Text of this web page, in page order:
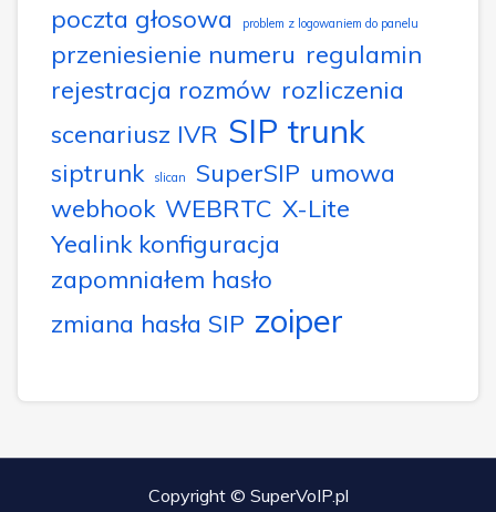
poczta głosowa
problem z logowaniem do panelu
przeniesienie numeru regulamin
rejestracja rozmów rozliczenia
scenariusz IVR SIP trunk
siptrunk slican SuperSIP umowa
webhook WEBRTC X-Lite
Yealink konfiguracja
zapomniałem hasło
zmiana hasła SIP zoiper
Copyright © SuperVoIP.pl